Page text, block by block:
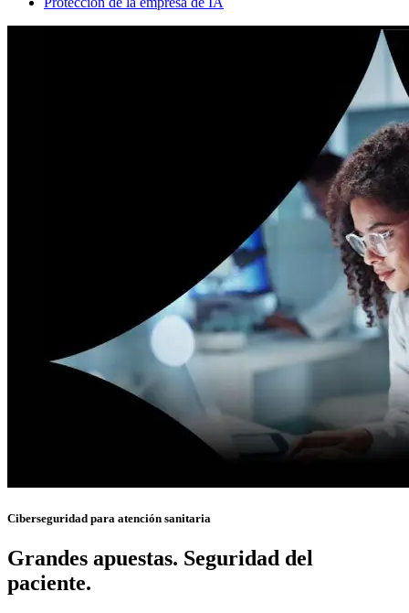
Ciberseguridad para atención sanitaria
Grandes apuestas. Seguridad del
paciente.